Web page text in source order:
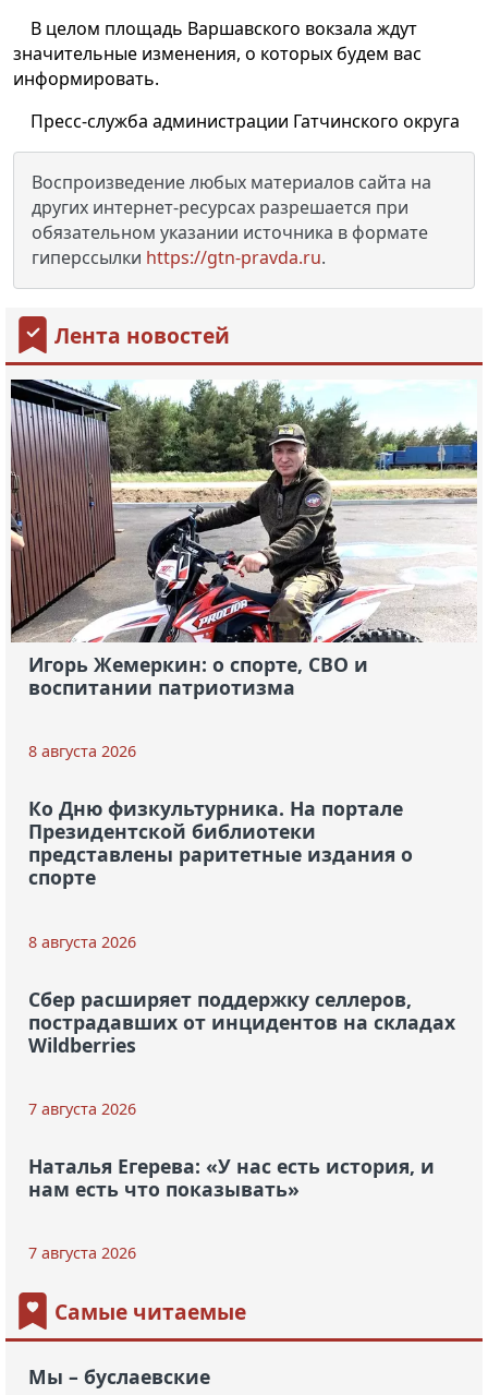
В целом площадь Варшавского вокзала ждут
значительные изменения, о которых будем вас
информировать.
Пресс-служба администрации Гатчинского округа
Воспроизведение любых материалов сайта на
других интернет-ресурсах разрешается при
обязательном указании источника в формате
гиперссылки https://gtn-pravda.ru.
Лента новостей
Игорь Жемеркин: о спорте, СВО и
воспитании патриотизма
8 августа 2026
Ко Дню физкультурника. На портале
Президентской библиотеки
представлены раритетные издания о
спорте
8 августа 2026
Сбер расширяет поддержку селлеров,
пострадавших от инцидентов на складах
Wildberries
7 августа 2026
Наталья Егерева: «У нас есть история, и
нам есть что показывать»
7 августа 2026
Самые читаемые
Мы – буслаевские